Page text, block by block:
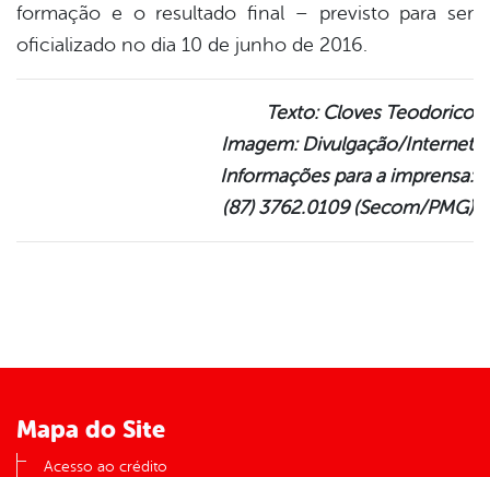
formação e o resultado final – previsto para ser
oficializado no dia 10 de junho de 2016.
Texto: Cloves Teodorico
Imagem: Divulgação/Internet
Informações para a imprensa:
(87) 3762.0109 (Secom/PMG)
Mapa do Site
Acesso ao crédito